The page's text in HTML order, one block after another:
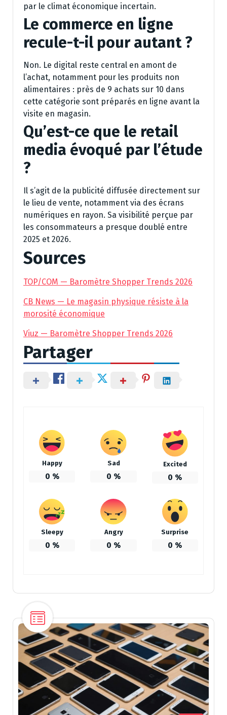
par le climat économique incertain.
Le commerce en ligne
recule-t-il pour autant ?
Non. Le digital reste central en amont de
l’achat, notamment pour les produits non
alimentaires : près de 9 achats sur 10 dans
cette catégorie sont préparés en ligne avant la
visite en magasin.
Qu’est-ce que le retail
media évoqué par l’étude
?
Il s’agit de la publicité diffusée directement sur
le lieu de vente, notamment via des écrans
numériques en rayon. Sa visibilité perçue par
les consommateurs a presque doublé entre
2025 et 2026.
Sources
TOP/COM — Baromètre Shopper Trends 2026
CB News — Le magasin physique résiste à la
morosité économique
Viuz — Baromètre Shopper Trends 2026
Partager
Happy
0 %
Sad
0 %
Excited
0 %
Sleepy
0 %
Angry
0 %
Surprise
0 %